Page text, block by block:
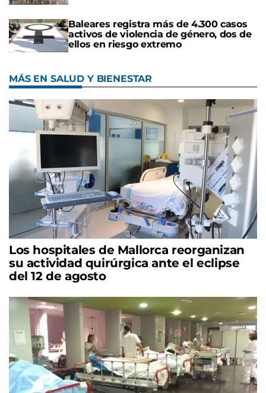
Baleares registra más de 4.300 casos
activos de violencia de género, dos de
ellos en riesgo extremo
MÁS EN SALUD Y BIENESTAR
Los hospitales de Mallorca reorganizan
su actividad quirúrgica ante el eclipse
del 12 de agosto